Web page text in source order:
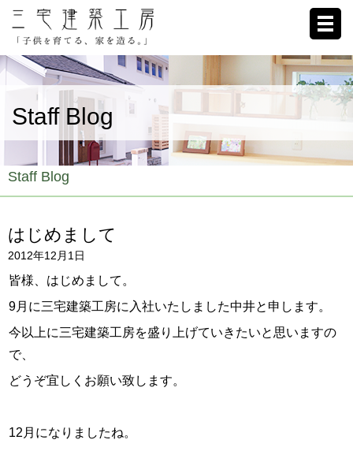
ホーム
家への想い
施工例
ブログ
Staff Blog
Staff Blog
はじめまして
2012年12月1日
皆様、はじめまして。
9月に三宅建築工房に入社いたしました中井と申します。
今以上に三宅建築工房を盛り上げていきたいと思いますの
で、
どうぞ宜しくお願い致します。
12月になりましたね。